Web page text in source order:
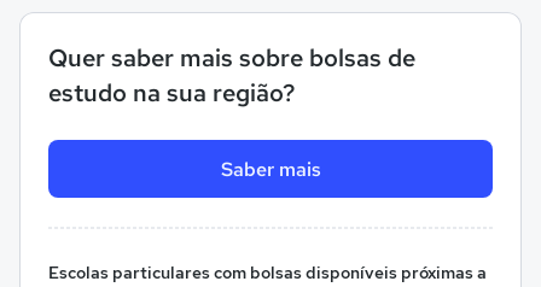
Quer saber mais sobre bolsas de
estudo na sua região?
Saber mais
Escolas particulares com bolsas disponíveis próximas a